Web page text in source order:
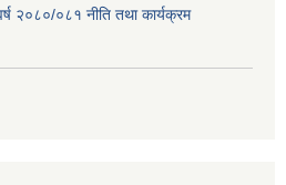
२०८०/०८१ नीति तथा कार्यक्रम